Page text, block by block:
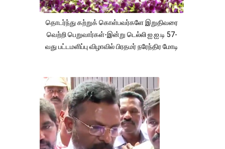
தொடர்ந்து கற்றுக் கொள்பவர்களே இறுதிவரை
வெற்றி பெறுவார்கள்-இன்று டெல்லி ஐ.ஐ.டி 57-
வது பட்டமளிப்பு விழாவில் பிரதமர் நரேந்திர மோடி